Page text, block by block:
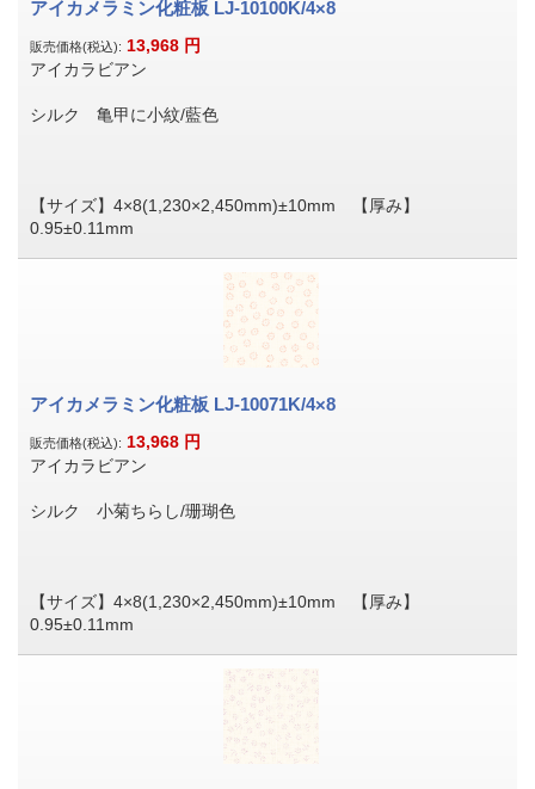
アイカメラミン化粧板 LJ-10100K/4×8
販売価格(税込): 13,968 円
アイカラビアン
シルク 亀甲に小紋/藍色
【サイズ】4×8(1,230×2,450mm)±10mm 【厚み】
0.95±0.11mm
アイカメラミン化粧板 LJ-10071K/4×8
販売価格(税込): 13,968 円
アイカラビアン
シルク 小菊ちらし/珊瑚色
【サイズ】4×8(1,230×2,450mm)±10mm 【厚み】
0.95±0.11mm